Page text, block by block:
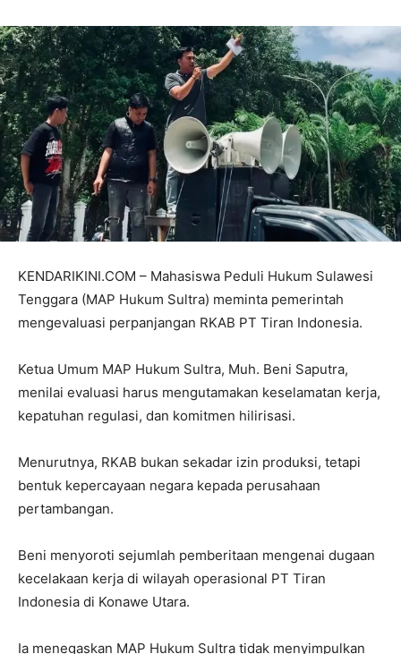
KENDARIKINI.COM – Mahasiswa Peduli Hukum Sulawesi
Tenggara (MAP Hukum Sultra) meminta pemerintah
mengevaluasi perpanjangan RKAB PT Tiran Indonesia.
Ketua Umum MAP Hukum Sultra, Muh. Beni Saputra,
menilai evaluasi harus mengutamakan keselamatan kerja,
kepatuhan regulasi, dan komitmen hilirisasi.
Menurutnya, RKAB bukan sekadar izin produksi, tetapi
bentuk kepercayaan negara kepada perusahaan
pertambangan.
Beni menyoroti sejumlah pemberitaan mengenai dugaan
kecelakaan kerja di wilayah operasional PT Tiran
Indonesia di Konawe Utara.
Ia menegaskan MAP Hukum Sultra tidak menyimpulkan